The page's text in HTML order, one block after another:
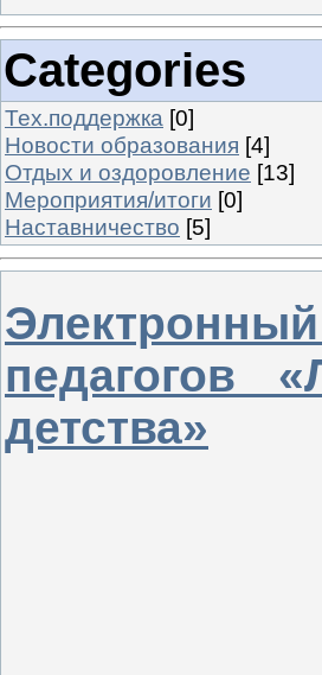
Categories
Тех.поддержка [0]
Новости образования [4]
Отдых и оздоровление [13]
Мероприятия/итоги [0]
Наставничество [5]
педагогов
детства»